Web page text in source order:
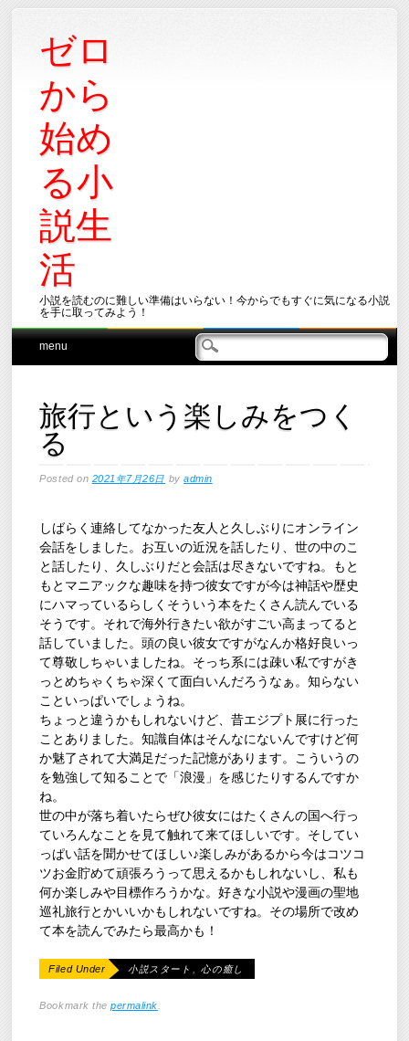
ゼロ
から
始め
る小
説生
活
小説を読むのに難しい準備はいらない！今からでもすぐに気になる小説
を手に取ってみよう！
Main menu
Skip
menu
旅行という楽しみをつく
る
Posted on 2021年7月26日 byadmin
しばらく連絡してなかった友人と久しぶりにオンライン
会話をしました。お互いの近況を話したり、世の中のこ
と話したり、久しぶりだと会話は尽きないですね。もと
もとマニアックな趣味を持つ彼女ですが今は神話や歴史
にハマっているらしくそういう本をたくさん読んでいる
そうです。それで海外行きたい欲がすごい高まってると
話していました。頭の良い彼女ですがなんか格好良いっ
て尊敬しちゃいましたね。そっち系には疎い私ですがき
っとめちゃくちゃ深くて面白いんだろうなぁ。知らない
こといっぱいでしょうね。
ちょっと違うかもしれないけど、昔エジプト展に行った
ことありました。知識自体はそんなにないんですけど何
か魅了されて大満足だった記憶があります。こういうの
を勉強して知ることで「浪漫」を感じたりするんですか
ね。
世の中が落ち着いたらぜひ彼女にはたくさんの国へ行っ
ていろんなことを見て触れて来てほしいです。そしてい
っぱい話を聞かせてほしい♪楽しみがあるから今はコツコ
ツお金貯めて頑張ろうって思えるかもしれないし、私も
何か楽しみや目標作ろうかな。好きな小説や漫画の聖地
巡礼旅行とかいいかもしれないですね。その場所で改め
て本を読んでみたら最高かも！
Filed Under 小説スタート , 心の癒し
Bookmark thepermalink.